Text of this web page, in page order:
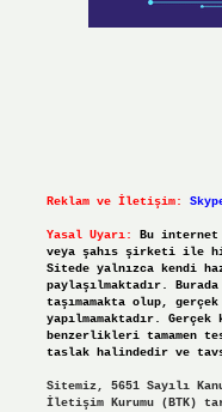
Reklam ve İletişim:
Yasal Uyarı:
Bu
veya şahıs şirketi ile
Sitede yalnızca kendi
paylaşılmaktadır.
taşımamakta olup,
yapılmamaktadır.
benzerlikleri tamamen
taslak halindedir ve
Sitemiz, 5651 Sayılı
İletişim Kurumu (BTK)